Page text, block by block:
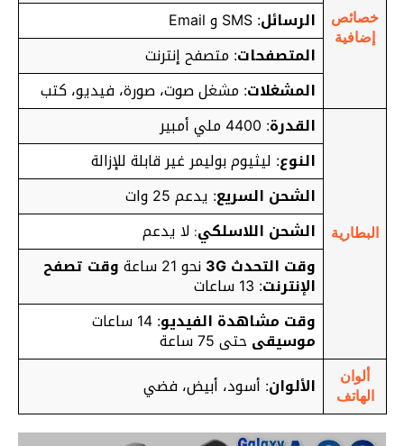
خصائص
إضافية
الرسائل: SMS و Email
المتصفحات: متصفح إنترنت
المشغلات: مشغل صوت، صورة، فيديو، كتب
البطارية
القدرة: 4400 ملي أمبير
النوع: ليثيوم بوليمر غير قابلة للإزالة
الشحن السريع: يدعم 25 وات
الشحن اللاسلكي: لا يدعم
وقت التحدث 3G
نحو 21 ساعة وقت تصفح
الإنترنت: 13 ساعات
وقت مشاهدة الفيديو: 14 ساعات
موسيقى حتى 75 ساعة
ألوان
الهاتف
الألوان: أسود، أبيض، فضي